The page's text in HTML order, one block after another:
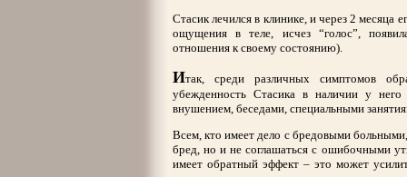
Стасик лечился в клинике, и через 2 месяца
ощущения в теле, исчез “голос”,
отношения к своему состоянию).
Итак, среди различных симптомов
убежденность Стасика в наличии у него
внушением, беседами, специальными
Всем, кто имеет дело с бредовыми
бред, но и не соглашаться с ошибочными
имеет обратный эффект – это может